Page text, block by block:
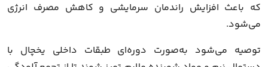
که باعث افزایش راندمان سرمایشی و کاهش مصرف انرژی
می‌شود.
توصیه می‌شود به‌صورت دوره‌ای طبقات داخلی یخچال با